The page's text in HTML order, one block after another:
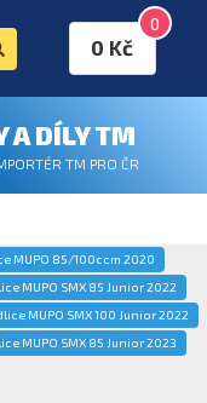
0
0 Kč
A DÍLY TM
TM PRO ČR
MUPO 85/100ccm 2020
MUPO SMX 85 Junior 2022
MUPO SMX 100 Junior 2022
MUPO SMX 85 Junior 2023